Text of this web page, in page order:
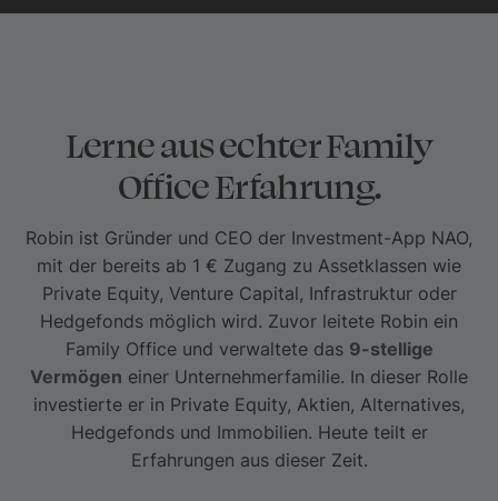
Lerne aus echter Family
Office Erfahrung.
Robin ist Gründer und CEO der Investment-App NAO,
mit der bereits ab 1 € Zugang zu Assetklassen wie
Private Equity, Venture Capital, Infrastruktur oder
Hedgefonds möglich wird. Zuvor leitete Robin ein
Family Office und verwaltete das 9-stellige
Vermögen einer Unternehmerfamilie. In dieser Rolle
investierte er in Private Equity, Aktien, Alternatives,
Hedgefonds und Immobilien. Heute teilt er
Erfahrungen aus dieser Zeit.